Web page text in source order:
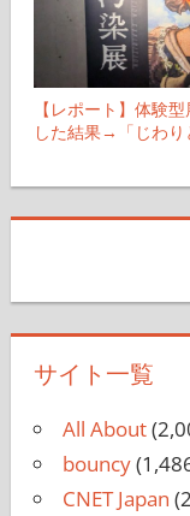
【レポート】体験
した結果→「じわり
サイト一覧
All About
bouncy
CNET Japan